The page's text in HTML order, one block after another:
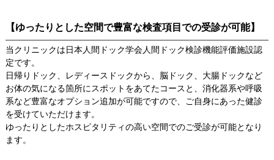
【ゆったりとした空間で豊富な検査項目での受診が可能】
当クリニックは日本人間ドック学会人間ドック検診機能評価施設認
定です。
日帰りドック、レディースドックから、脳ドック、大腸ドックなど
お体の気になる箇所にスポットをあてたコースと、消化器系や呼吸
系など豊富なオプション追加が可能ですので、ご自身にあった健診
を受けていただけます。
ゆったりとしたホスピタリティの高い空間でのご受診が可能となり
ます。